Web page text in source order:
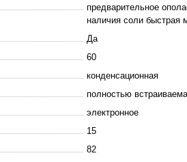
предварительное
наличия соли быстрая
Да
60
конденсационная
полностью
электронное
15
82